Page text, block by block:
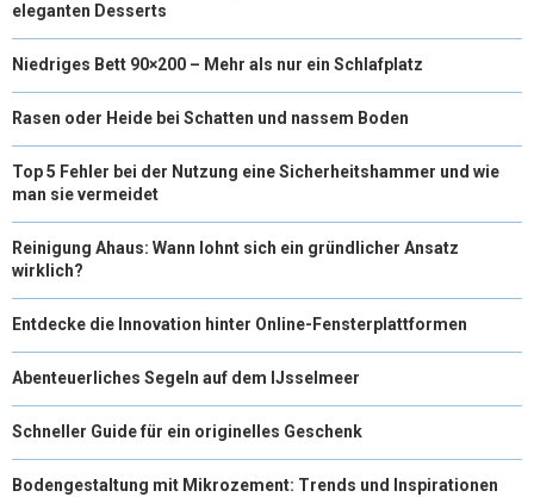
eleganten Desserts
Niedriges Bett 90×200 – Mehr als nur ein Schlafplatz
Rasen oder Heide bei Schatten und nassem Boden
Top 5 Fehler bei der Nutzung eine Sicherheitshammer und wie
man sie vermeidet
Reinigung Ahaus: Wann lohnt sich ein gründlicher Ansatz
wirklich?
Entdecke die Innovation hinter Online-Fensterplattformen
Abenteuerliches Segeln auf dem IJsselmeer
Schneller Guide für ein originelles Geschenk
Bodengestaltung mit Mikrozement: Trends und Inspirationen